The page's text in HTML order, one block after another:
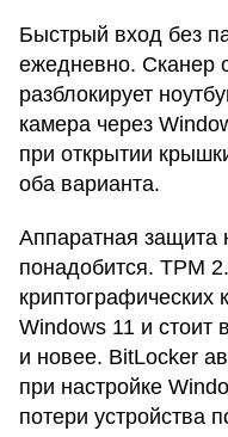
Быстрый вход без
ежедневно. Сканер
разблокирует
камера через
при открытии
оба варианта.
Аппаратная защита
понадобится. TPM
Windows 11 и стоит
и новее. BitLocker
при настройке
потери устройства